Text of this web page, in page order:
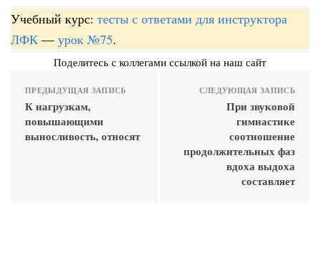
Учебный курс: тесты с ответами для инструктора
ЛФК — урок №75.
Поделитесь с коллегами ссылкой на наш сайт
ПРЕДЫДУЩАЯ ЗАПИСЬ
К нагрузкам,
повышающими
выносливость, относят
СЛЕДУЮЩАЯ ЗАПИСЬ
При звуковой
гимнастике
соотношение
продолжительных фаз
вдоха выдоха
составляет